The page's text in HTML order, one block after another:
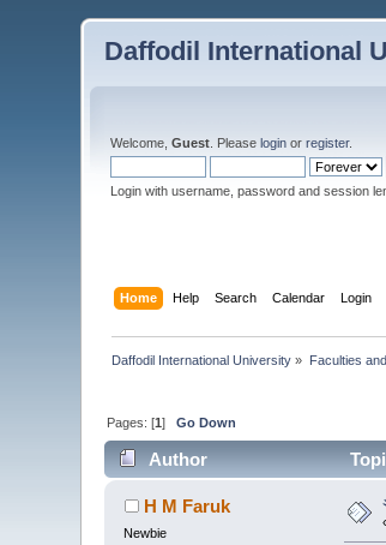
Daffodil International
Welcome,Guest . Pleaselogin orregister.
Login with username, password and session
Home Help Search Calendar Login
Daffodil International University » Faculties
Pages: [1]Go Down
Author
H M Faruk
Newbie